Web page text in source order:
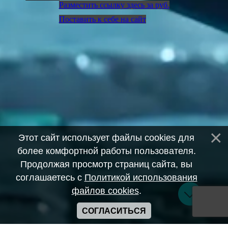
Разместить ссылку здесь за руб.
Поставить к себе на сайт
Этот сайт использует файлы cookies для
более комфортной работы пользователя.
Продолжая просмотр страниц сайта, вы
соглашаетесь с Политикой использования
файлов cookies.
СОГЛАСИТЬСЯ